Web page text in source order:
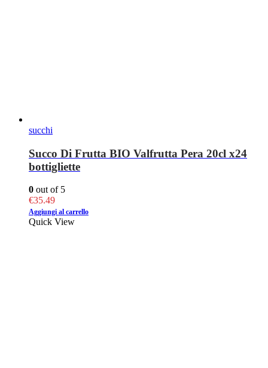
succhi
Succo Di Frutta BIO Valfrutta Pera 20cl x24
bottigliette
0 out of 5
€35.49
Aggiungi al carrello
Quick View